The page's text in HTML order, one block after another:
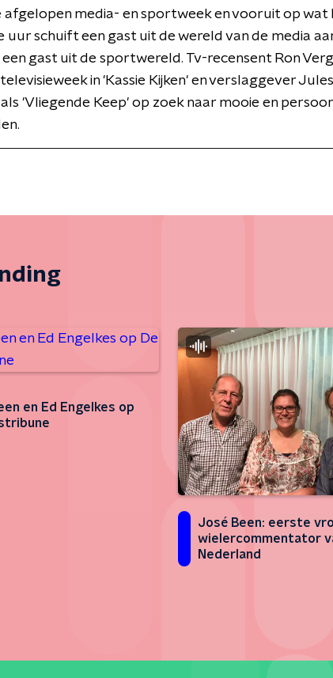
media- en sportweek en vooruit op wat
uur schuift een gast uit de wereld van de media
gast uit de sportwereld. Tv-recensent Ron
in 'Kassie Kijken' en verslaggever
'Vliegende Keep' op zoek naar mooie en
en Ed Engelkes op
José Been: eerste
wielercommentator
Nederland